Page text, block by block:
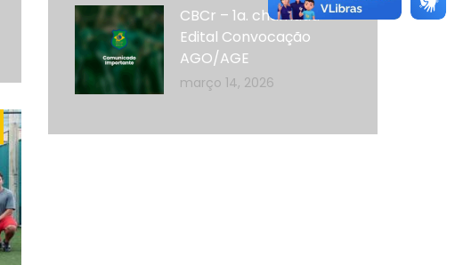
março 14, 2026
CBCr – 1a. chamada –
Edital Convocação
AGO/AGE